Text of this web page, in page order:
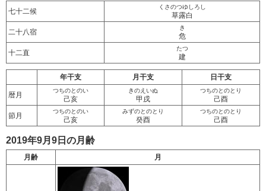
七十二候
くさのつゆしろし
草露白
二十八宿
き
危
十二直
たつ
建
年干支 月干支 日干支
暦月
つちのとのい
己亥
きのえいぬ
甲戌
つちのとのとり
己酉
節月
つちのとのい
己亥
みずのとのとり
癸酉
つちのとのとり
己酉
2019年9月9日の月齢
月齢 月